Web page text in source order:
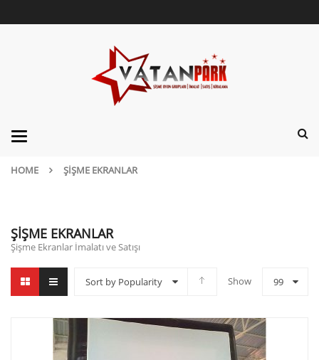
Categories
HOME ŞIŞME EKRANLAR
ŞIŞME EKRANLAR
Şişme Ekranlar İmalatı ve Satışı
Sort by Popularity Show 99